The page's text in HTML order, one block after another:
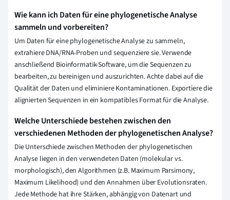
Wie kann ich Daten für eine phylogenetische Analyse
sammeln und vorbereiten?
Um Daten für eine phylogenetische Analyse zu sammeln,
extrahiere DNA/RNA-Proben und sequenziere sie. Verwende
anschließend Bioinformatik-Software, um die Sequenzen zu
bearbeiten, zu bereinigen und auszurichten. Achte dabei auf die
Qualität der Daten und eliminiere Kontaminationen. Exportiere die
alignierten Sequenzen in ein kompatibles Format für die Analyse.
Welche Unterschiede bestehen zwischen den
verschiedenen Methoden der phylogenetischen Analyse?
Die Unterschiede zwischen Methoden der phylogenetischen
Analyse liegen in den verwendeten Daten (molekular vs.
morphologisch), den Algorithmen (z.B. Maximum Parsimony,
Maximum Likelihood) und den Annahmen über Evolutionsraten.
Jede Methode hat ihre Stärken, abhängig von Datenart und